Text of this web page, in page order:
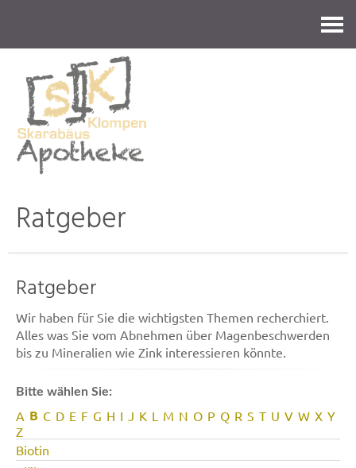
Ratgeber
Ratgeber
Wir haben für Sie die wichtigsten Themen recherchiert.
Alles was Sie vom Abnehmen über Magenbeschwerden
bis zu Mineralien wie Zink interessieren könnte.
Bitte wählen Sie:
A B C D E F G H I J K L M N O P Q R S T U V W X Y
Z
Biotin